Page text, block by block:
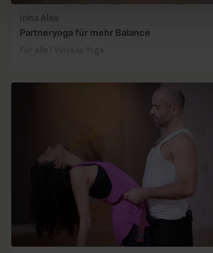
Irina Alex
Partneryoga für mehr Balance
Für alle | Vinyasa Yoga